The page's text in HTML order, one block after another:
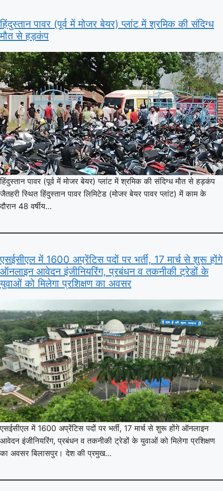
हिंदुस्तान पावर (पूर्व में मोजर बेयर) प्लांट में श्रमिक की संदिग्ध
मौत से हड़कंप
हिंदुस्तान पावर (पूर्व में मोजर बेयर) प्लांट में श्रमिक की संदिग्ध मौत से हड़कंप
जैतहरी स्थित हिंदुस्तान पावर लिमिटेड (मोजर बेयर पावर प्लांट) में काम के
दौरान 48 वर्षीय…
एसईसीएल में 1600 अप्रेंटिस पदों पर भर्ती, 17 मार्च से शुरू होंगे
ऑनलाइन आवेदन इंजीनियरिंग, प्रबंधन व तकनीकी ट्रेडों के
युवाओं को मिलेगा प्रशिक्षण का अवसर
एसईसीएल में 1600 अप्रेंटिस पदों पर भर्ती, 17 मार्च से शुरू होंगे ऑनलाइन
आवेदन इंजीनियरिंग, प्रबंधन व तकनीकी ट्रेडों के युवाओं को मिलेगा प्रशिक्षण
का अवसर बिलासपुर। देश की प्रमुख…